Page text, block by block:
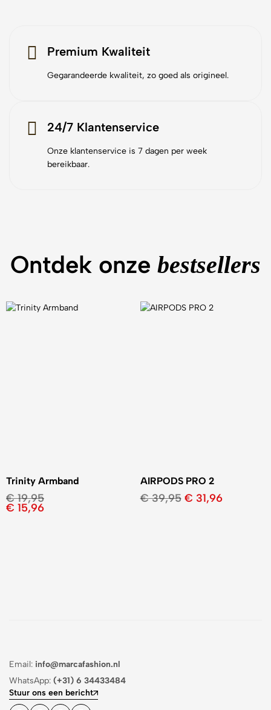
Premium Kwaliteit
Gegarandeerde kwaliteit, zo goed als origineel.
24/7 Klantenservice
Onze klantenservice is 7 dagen per week
bereikbaar.
Ontdek onze bestsellers
Trinity Armband
€19,95
€ 15,96
AIRPODS PRO 2
€39,95 € 31,96
Email: info@marcafashion.nl
WhatsApp: (+31) 6 34433484
Stuur ons een bericht